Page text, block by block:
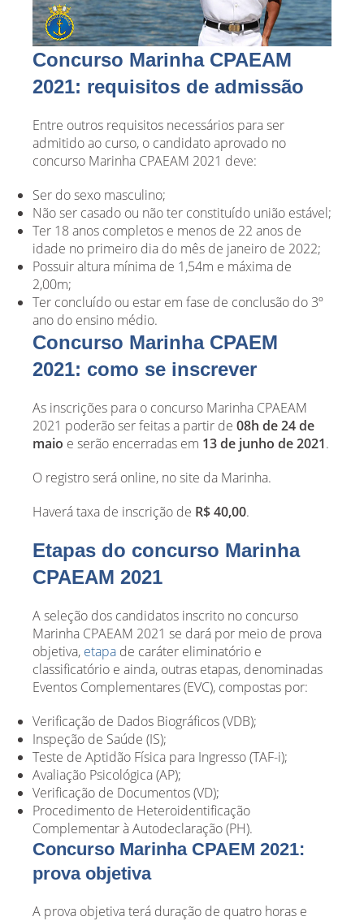
Concurso Marinha CPAEAM
2021: requisitos de admissão
Entre outros requisitos necessários para ser
admitido ao curso, o candidato aprovado no
concurso Marinha CPAEAM 2021 deve:
Ser do sexo masculino;
Não ser casado ou não ter constituído união estável;
Ter 18 anos completos e menos de 22 anos de
idade no primeiro dia do mês de janeiro de 2022;
Possuir altura mínima de 1,54m e máxima de
2,00m;
Ter concluído ou estar em fase de conclusão do 3º
ano do ensino médio.
Concurso Marinha CPAEM
2021: como se inscrever
As inscrições para o concurso Marinha CPAEAM
2021 poderão ser feitas a partir de 08h de 24 de
maio e serão encerradas em 13 de junho de 2021.
O registro será online, no site da Marinha.
Haverá taxa de inscrição de R$ 40,00.
Etapas do concurso Marinha
CPAEAM 2021
A seleção dos candidatos inscrito no concurso
Marinha CPAEAM 2021 se dará por meio de prova
objetiva, etapa de caráter eliminatório e
classificatório e ainda, outras etapas, denominadas
Eventos Complementares (EVC), compostas por:
Verificação de Dados Biográficos (VDB);
Inspeção de Saúde (IS);
Teste de Aptidão Física para Ingresso (TAF-i);
Avaliação Psicológica (AP);
Verificação de Documentos (VD);
Procedimento de Heteroidentificação
Complementar à Autodeclaração (PH).
Concurso Marinha CPAEM 2021:
prova objetiva
A prova objetiva terá duração de quatro horas e